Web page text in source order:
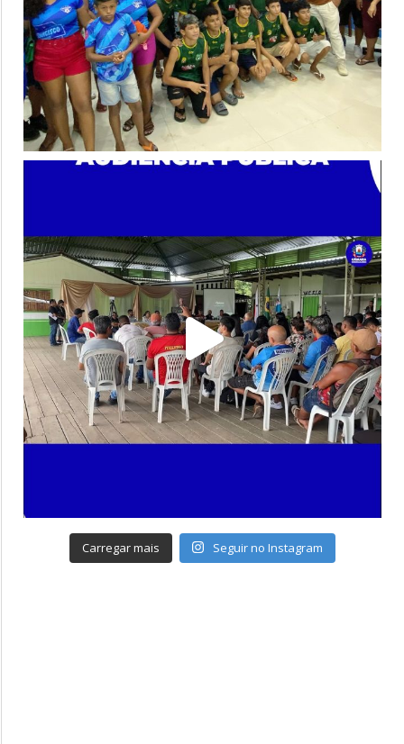
Carregar mais Seguir no Instagram